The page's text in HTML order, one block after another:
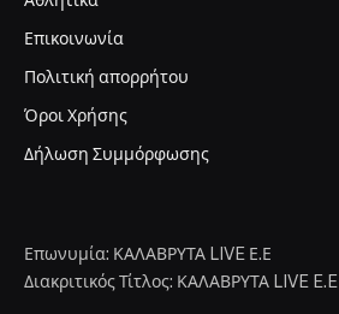
Επικοινωνία
Πολιτική απορρήτου
Όροι Χρήσης
Δήλωση Συμμόρφωσης
Επωνυμία: ΚΑΛΑΒΡΥΤΑ LIVE Ε.Ε
Διακριτικός Τίτλος: ΚΑΛΑΒΡΥΤΑ LIVE E.E